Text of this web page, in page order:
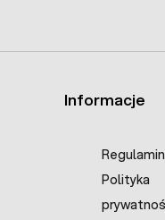
Informacje
Regulamin
Polityka